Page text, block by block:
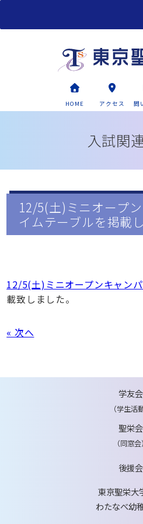
HOME アクセス 問
入試関
12/5(土)ミニオープ
イムテーブルを掲載
12/5(土)ミニオープンキャン
載致しました。
« 次へ
学友会
（学生活
聖栄会
（同窓会）
後援会
東京聖栄大
わたなべ幼